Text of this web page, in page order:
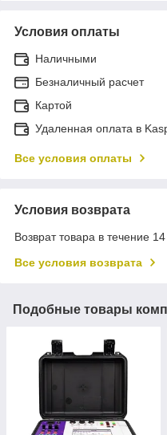
Условия оплаты
Наличными
Безналичный расчет
Картой
Удаленная оплата в
Все условия оплаты
Условия возврата
Возврат товара в течение
Все условия возврата
Подобные товары